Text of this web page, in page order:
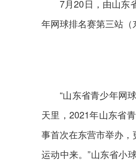
7月20日，由山东省
年网球排名赛第三站（
“山东省青少年网球
天里，2021年山东省
事首次在东营市举办
运动中来。”山东省小